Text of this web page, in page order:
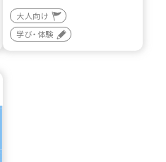
大人向け
学び・体験